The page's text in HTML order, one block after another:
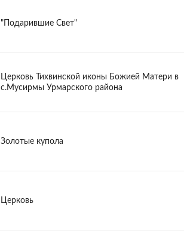
"Подарившие Свет"
Церковь Тихвинской иконы Божией Матери в
с.Мусирмы Урмарского района
Золотые купола
Церковь